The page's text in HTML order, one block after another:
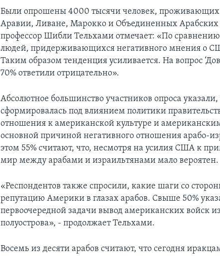
Были опрошены 4000 тысячи человек, проживающих
Аравии, Ливане, Марокко и Объединенных Арабских
профессор Шибли Тельхами отмечает: «По сравнению
людей, придерживающихся негативного мнения о
Таким образом тенденция усиливается. На вопрос
70% ответили отрицательно».
Абсолютное большинство участников опроса
сформировалась под влиянием политики
отношения к американской культуре и
основной причиной негативного отношения арабо-
этом 55% считают, что, несмотря на усилия США к
мир между арабами и израильтянами мало вероятен.
«Респондентов также спросили, какие шаги со
репутацию Америки в глазах арабов. Свыше 50%
первоочередной задачи вывод американских войск
полуострова», - продолжает Тельхами.
Восемь из десяти арабов считают, что сегодня